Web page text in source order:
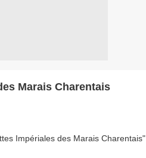
Marais Charentais